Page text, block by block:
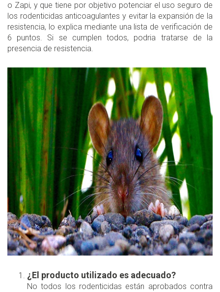
o Zapi, y que tiene por objetivo potenciar el uso seguro de
los rodenticidas anticoagulantes y evitar la expansión de la
resistencia, lo explica mediante una lista de verificación de
6 puntos. Si se cumplen todos, podria tratarse de la
presencia de resistencia.
¿El producto utilizado es adecuado?
No todos los rodenticidas están aprobados contra